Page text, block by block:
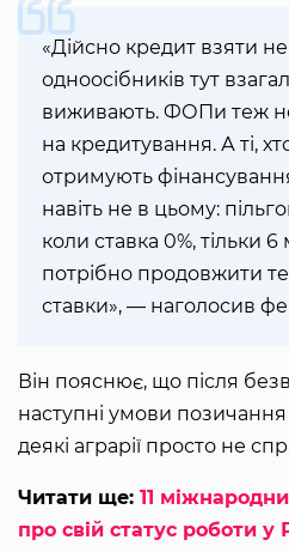
«Дійсно кредит взяти
одноосібників тут
виживають. ФОПи теж
на кредитування. А ті,
отримують
навіть не в цьому:
коли ставка 0%, тільки
потрібно продовжити
ставки», — наголосив
Він пояснює, що після
наступні умови позичання
деякі аграрії просто не
Читати ще: 11
про свій статус роботи у